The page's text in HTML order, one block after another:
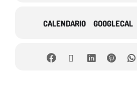
CALENDARIO GOOGLECAL